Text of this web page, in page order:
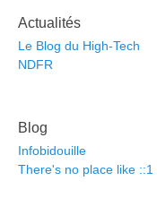
Actualités
Le Blog du High-Tech
NDFR
Blog
Infobidouille
There's no place like ::1